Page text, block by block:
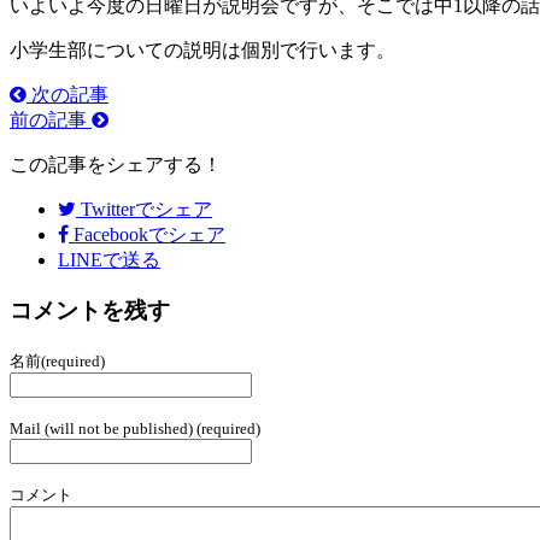
いよいよ今度の日曜日が説明会ですが、そこでは中1以降の話
小学生部についての説明は個別で行います。
次の記事
前の記事
この記事をシェアする！
Twitterでシェア
Facebookでシェア
LINEで送る
コメントを残す
名前(required)
Mail (will not be published) (required)
コメント